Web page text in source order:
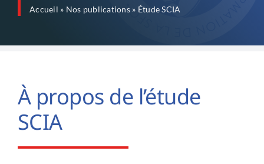
Accueil » Nos publications » Étude SCIA
À propos de l’étude
SCIA